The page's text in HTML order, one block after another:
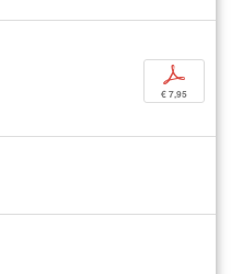
p
€ 7,95